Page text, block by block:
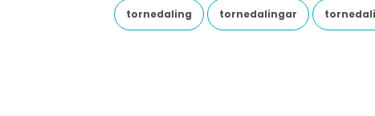
tornedaling tornedalingar